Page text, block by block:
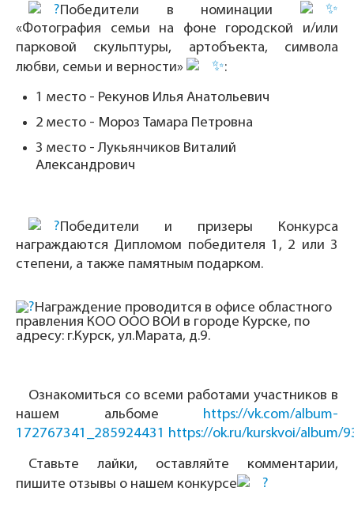
Победители в номинации
«Фотография семьи на фоне городской и/или
парковой скульптуры, артобъекта, символа
любви, семьи и верности»
:
1 место - Рекунов Илья Анатольевич
2 место - Мороз Тамара Петровна
3 место - Лукьянчиков Виталий
Александрович
Победители и призеры Конкурса
награждаются Дипломом победителя 1, 2 или 3
степени, а также памятным подарком.
Награждение проводится в офисе областного
правления КОО ООО ВОИ в городе Курске, по
адресу: г.Курск, ул.Марата, д.9.
Ознакомиться со всеми работами участников в
нашем альбоме https://vk.com/album-
172767341_285924431 https://ok.ru/kurskvoi/album/
Ставьте лайки, оставляйте комментарии,
пишите отзывы о нашем конкурсе